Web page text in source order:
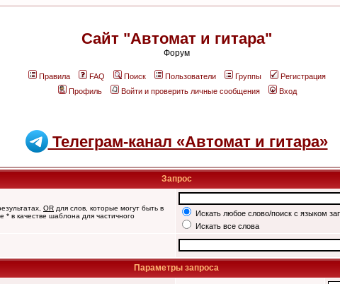
Сайт "Автомат и гитара"
Форум
Правила FAQ Поиск Пользователи Группы
Регистрация
Профиль
Войти и проверить личные сообщения Вход
Телеграм-канал «Автомат и гитара»
Запрос
OR для слов, которые могут быть в
* в качестве шаблона для частичного
Искать любое слово/поиск с языком
Искать все слова
Параметры запроса